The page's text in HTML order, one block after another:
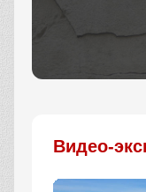
Видео-